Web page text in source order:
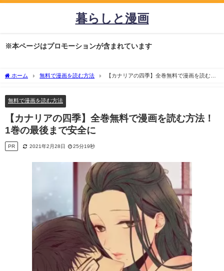
暮らしと漫画
※本ページはプロモーションが含まれています
ホーム 無料で漫画を読む方法
【カナリアの四季】全巻無料で漫画を読む方
無料で漫画を読む方法
【カナリアの四季】全巻無料で漫画を読む方法！
1巻の最後まで安全に
PR 2021年2月28日 25分19秒